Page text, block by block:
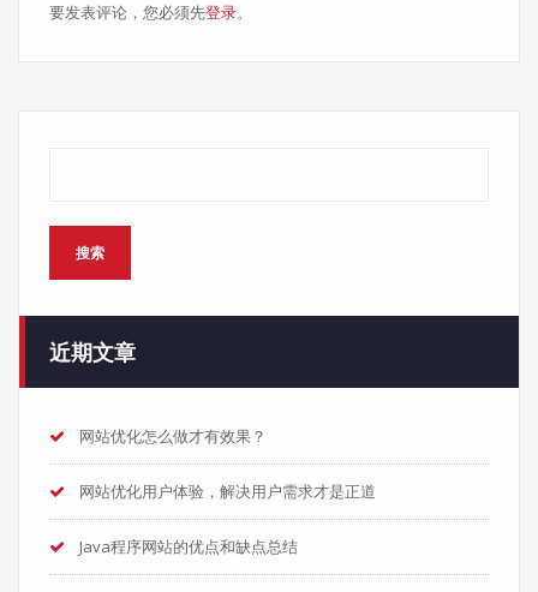
要发表评论，您必须先登录。
搜索
近期文章
网站优化怎么做才有效果？
网站优化用户体验，解决用户需求才是正道
Java程序网站的优点和缺点总结